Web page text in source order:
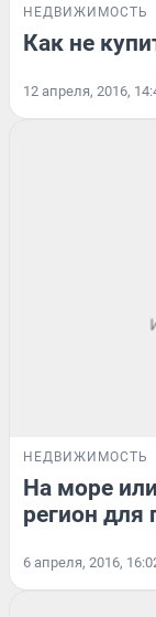
НЕДВИЖИМОСТЬ
Как не
12 апреля, 2016,
НЕДВИЖИМОСТЬ
На море
регион для
6 апреля, 2016,